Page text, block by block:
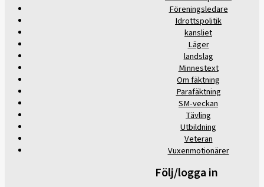
Föreningsledare
Idrottspolitik
kansliet
Läger
landslag
Minnestext
Om fäktning
Parafäktning
SM-veckan
Tävling
Utbildning
Veteran
Vuxenmotionärer
Följ/logga in